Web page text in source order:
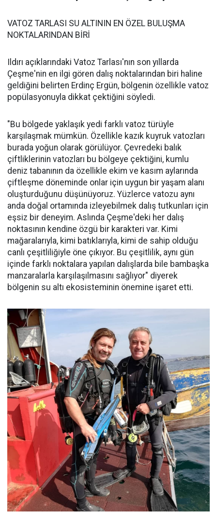
VATOZ TARLASI SU ALTININ EN ÖZEL BULUŞMA
NOKTALARINDAN BİRİ
Ildırı açıklarındaki Vatoz Tarlası'nın son yıllarda
Çeşme'nin en ilgi gören dalış noktalarından biri haline
geldiğini belirten Erdinç Ergün, bölgenin özellikle vatoz
popülasyonuyla dikkat çektiğini söyledi.
"Bu bölgede yaklaşık yedi farklı vatoz türüyle
karşılaşmak mümkün. Özellikle kazık kuyruk vatozları
burada yoğun olarak görülüyor. Çevredeki balık
çiftliklerinin vatozları bu bölgeye çektiğini, kumlu
deniz tabanının da özellikle ekim ve kasım aylarında
çiftleşme döneminde onlar için uygun bir yaşam alanı
oluşturduğunu düşünüyoruz. Yüzlerce vatozu aynı
anda doğal ortamında izleyebilmek dalış tutkunları için
eşsiz bir deneyim. Aslında Çeşme'deki her dalış
noktasının kendine özgü bir karakteri var. Kimi
mağaralarıyla, kimi batıklarıyla, kimi de sahip olduğu
canlı çeşitliliğiyle öne çıkıyor. Bu çeşitlilik, aynı gün
içinde farklı noktalara yapılan dalışlarda bile bambaşka
manzaralarla karşılaşılmasını sağlıyor" diyerek
bölgenin su altı ekosisteminin önemine işaret etti.